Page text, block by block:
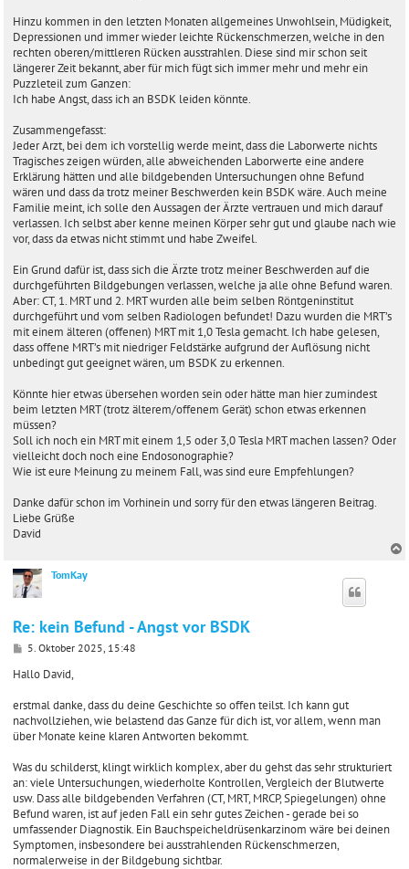
Hinzu kommen in den letzten Monaten allgemeines Unwohlsein, Müdigkeit,
Depressionen und immer wieder leichte Rückenschmerzen, welche in den
rechten oberen/mittleren Rücken ausstrahlen. Diese sind mir schon seit
längerer Zeit bekannt, aber für mich fügt sich immer mehr und mehr ein
Puzzleteil zum Ganzen:
Ich habe Angst, dass ich an BSDK leiden könnte.
Zusammengefasst:
Jeder Arzt, bei dem ich vorstellig werde meint, dass die Laborwerte nichts
Tragisches zeigen würden, alle abweichenden Laborwerte eine andere
Erklärung hätten und alle bildgebenden Untersuchungen ohne Befund
wären und dass da trotz meiner Beschwerden kein BSDK wäre. Auch meine
Familie meint, ich solle den Aussagen der Ärzte vertrauen und mich darauf
verlassen. Ich selbst aber kenne meinen Körper sehr gut und glaube nach wie
vor, dass da etwas nicht stimmt und habe Zweifel.
Ein Grund dafür ist, dass sich die Ärzte trotz meiner Beschwerden auf die
durchgeführten Bildgebungen verlassen, welche ja alle ohne Befund waren.
Aber: CT, 1. MRT und 2. MRT wurden alle beim selben Röntgeninstitut
durchgeführt und vom selben Radiologen befundet! Dazu wurden die MRT’s
mit einem älteren (offenen) MRT mit 1,0 Tesla gemacht. Ich habe gelesen,
dass offene MRT’s mit niedriger Feldstärke aufgrund der Auflösung nicht
unbedingt gut geeignet wären, um BSDK zu erkennen.
Könnte hier etwas übersehen worden sein oder hätte man hier zumindest
beim letzten MRT (trotz älterem/offenem Gerät) schon etwas erkennen
müssen?
Soll ich noch ein MRT mit einem 1,5 oder 3,0 Tesla MRT machen lassen? Oder
vielleicht doch noch eine Endosonographie?
Wie ist eure Meinung zu meinem Fall, was sind eure Empfehlungen?
Danke dafür schon im Vorhinein und sorry für den etwas längeren Beitrag.
Liebe Grüße
David
TomKay
Re: kein Befund - Angst vor BSDK
B
i
a
g
5. Oktober 2025, 15:48
Hallo David,
erstmal danke, dass du deine Geschichte so offen teilst. Ich kann gut
nachvollziehen, wie belastend das Ganze für dich ist, vor allem, wenn man
über Monate keine klaren Antworten bekommt.
Was du schilderst, klingt wirklich komplex, aber du gehst das sehr strukturiert
an: viele Untersuchungen, wiederholte Kontrollen, Vergleich der Blutwerte
usw. Dass alle bildgebenden Verfahren (CT, MRT, MRCP, Spiegelungen) ohne
Befund waren, ist auf jeden Fall ein sehr gutes Zeichen - gerade bei so
umfassender Diagnostik. Ein Bauchspeicheldrüsenkarzinom wäre bei deinen
Symptomen, insbesondere bei ausstrahlenden Rückenschmerzen,
normalerweise in der Bildgebung sichtbar.